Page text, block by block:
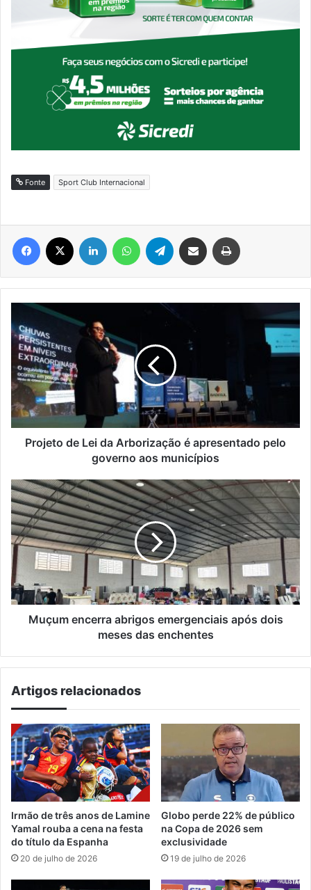
Fonte Sport Club Internacional
Facebook Linkedin WhatsAppTelegram Compartilhar via e-mail
Projeto
de
Lei
da
Arborização
é
apresentado
pelo
governo
Projeto de Lei da Arborização é apresentado pelo
governo aos municípios
Muçum
encerra
abrigos
emergenciais
após
dois
meses
das
enchentes
Muçum encerra abrigos emergenciais após dois
meses das enchentes
Artigos relacionados
Irmão de três anos de Lamine
Yamal rouba a cena na festa
do título da Espanha
20 de julho de 2026
Globo perde 22% de público
na Copa de 2026 sem
exclusividade
19 de julho de 2026